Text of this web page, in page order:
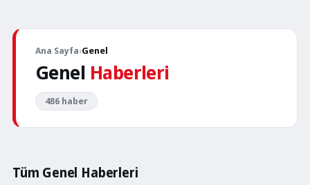
Ana Sayfa›Genel
Genel Haberleri
486 haber
Belediye
Başkanı
Mandalıcı
ile
Görüştü
Arsuz
Bodrum
Belediye
Tüm Genel Haberleri